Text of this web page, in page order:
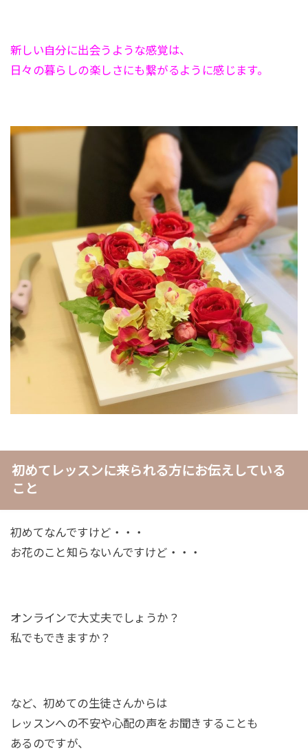
新しい自分に出会うような感覚は、
日々の暮らしの楽しさにも繋がるように感じます。
初めてレッスンに来られる方にお伝えしている
こと
初めてなんですけど・・・
お花のこと知らないんですけど・・・
オンラインで大丈夫でしょうか？
私でもできますか？
など、初めての生徒さんからは
レッスンへの不安や心配の声をお聞きすることも
あるのですが、